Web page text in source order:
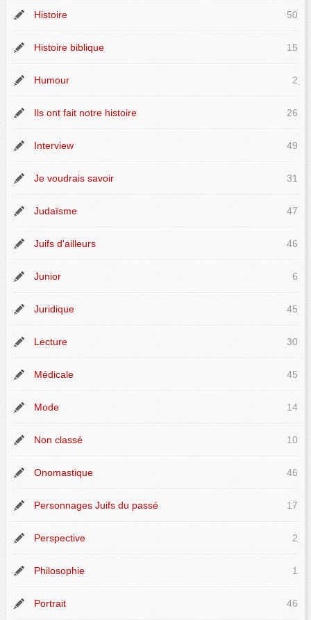
Histoire 50
Histoire biblique 15
Humour 2
Ils ont fait notre histoire 26
Interview 49
Je voudrais savoir 31
Judaïsme 47
Juifs d'ailleurs 46
Junior 6
Juridique 45
Lecture 30
Médicale 45
Mode 14
Non classé 10
Onomastique 46
Personnages Juifs du passé 17
Perspective 2
Philosophie 1
Portrait 46